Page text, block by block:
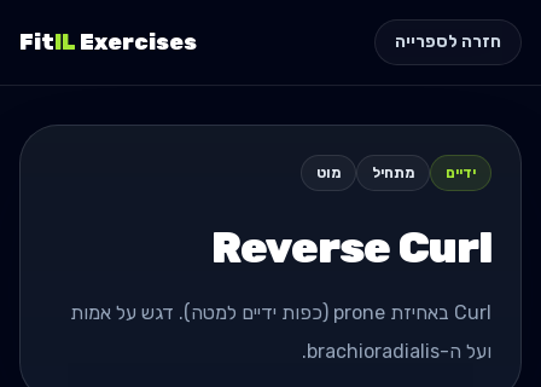
חזרה לספרייה FitIL Exercises
ידיים מתחיל מוט
Reverse Curl
Curl באחיזת prone (כפות ידיים למטה). דגש על אמות
ועל ה-brachioradialis.